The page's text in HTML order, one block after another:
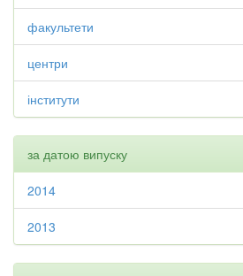
факультети
центри
інститути
за датою випуску
2014
2013